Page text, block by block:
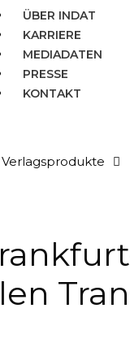
ÜBER INDAT
KARRIERE
MEDIADATEN
PRESSE
KONTAKT
Verlagsprodukte